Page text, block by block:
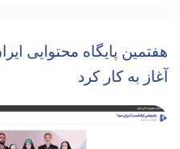
هفتمین پایگاه محتوایی
آغاز به کار کرد